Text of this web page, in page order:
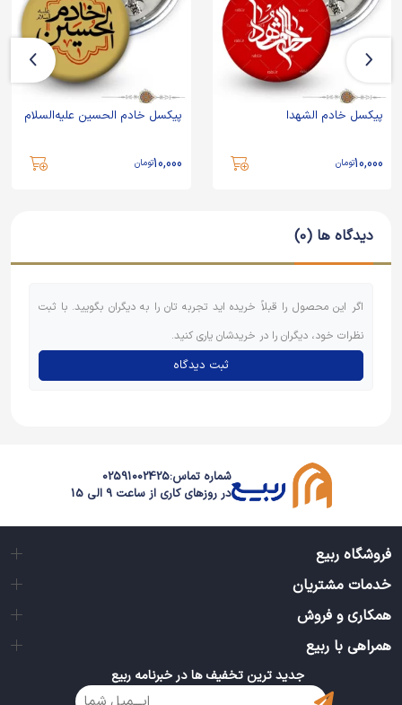
پیکسل خادم الشهدا
10,000تومان
پیکسل خادم الحسین علیه‌السلام
10,000تومان
دیدگاه ها (0)
اگر این محصول را قبلاً خریده اید تجربه تان را به دیگران بگویید. با ثبت
نظرات خود، دیگران را در خریدشان یاری کنید.
ثبت دیدگاه
شماره تماس:02591002425
در روزهای کاری از ساعت 9 الی 15
فروشگاه ربیع
خدمات مشتریان
همکاری و فروش
همراهی با ربیع
جدید ترین تخفیف ها در خبرنامه ربیع